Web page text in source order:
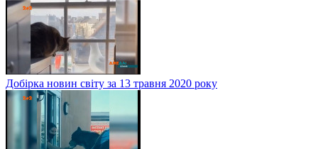
Добірка новин світу за 13 травня 2020 року